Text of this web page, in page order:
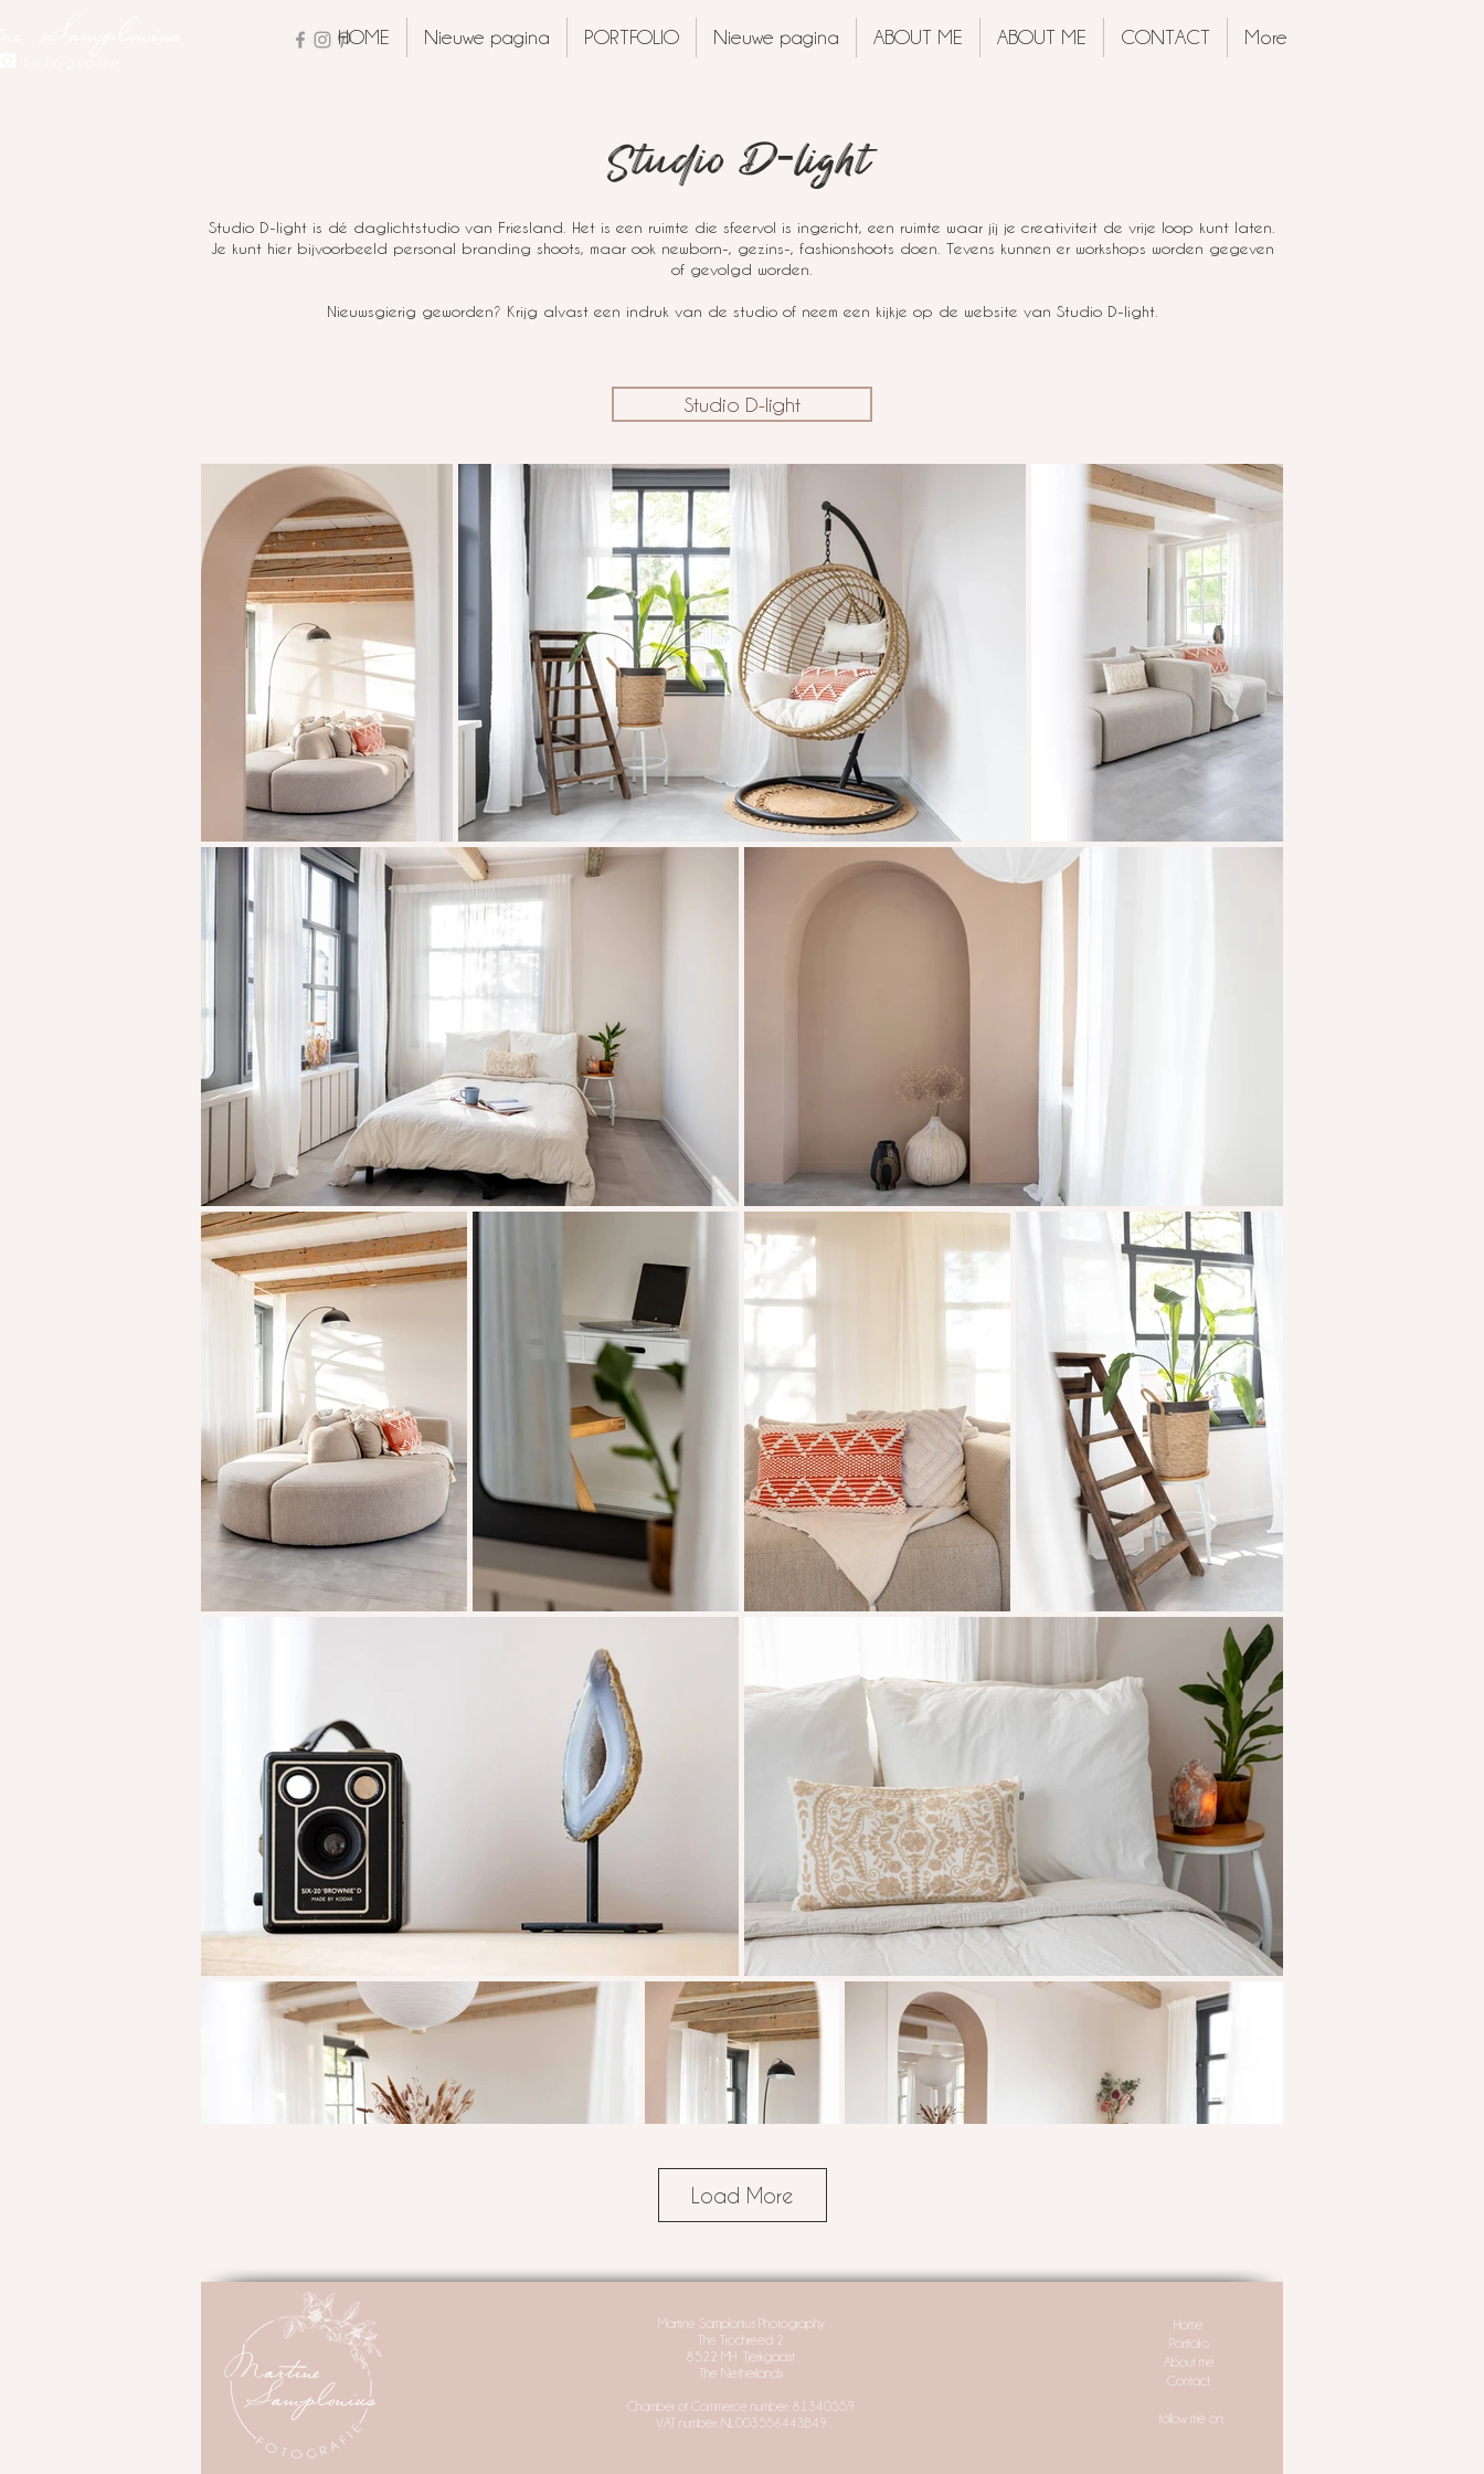
HOME Nieuwe pagina PORTFOLIO Nieuwe pagina ABOUT ME ABOUT ME CONTACT More
Studio D-light
Studio D-light is dé daglichtstudio van Friesland. Het is een ruimte die sfeervol is ingericht, een ruimte waar jij je creativiteit de vrije loop kunt laten.
Je kunt hier bijvoorbeeld personal branding shoots, maar ook newborn-, gezins-, fashionshoots doen. Tevens kunnen er workshops worden gegeven
of gevolgd worden.
Nieuwsgierig geworden? Krijg alvast een indruk van de studio of neem een kijkje op de website van Studio D-light.
Studio D-light
Load More
Martine Samplonius Photography
The Trochreed 2
8522 MH Tjerkgaast
The Netherlands
Chamber of Commerce number: 81340559
VAT number: NL003556443B49
Home
Portfolio
About me
Contact
follow me on: